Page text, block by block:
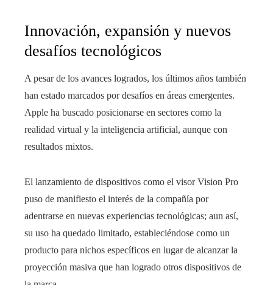
Innovación, expansión y nuevos
desafíos tecnológicos
A pesar de los avances logrados, los últimos años también
han estado marcados por desafíos en áreas emergentes.
Apple ha buscado posicionarse en sectores como la
realidad virtual y la inteligencia artificial, aunque con
resultados mixtos.
El lanzamiento de dispositivos como el visor Vision Pro
puso de manifiesto el interés de la compañía por
adentrarse en nuevas experiencias tecnológicas; aun así,
su uso ha quedado limitado, estableciéndose como un
producto para nichos específicos en lugar de alcanzar la
proyección masiva que han logrado otros dispositivos de